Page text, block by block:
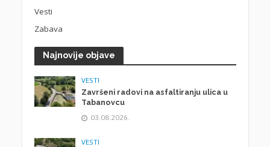
Vesti
Zabava
Najnovije objave
VESTI
Završeni radovi na asfaltiranju ulica u
Tabanovcu
03.08.2026.
VESTI